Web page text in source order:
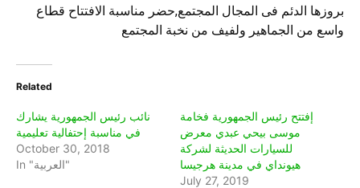
بروزها الدئم فى المجال المجتمع,حضر مناسبة الافتتاح قطاع
واسع من الجماهير ولفيف من نخبة المجتمع
Related
نائب رئيس الجمهورية يشارك
في مناسبة إحتفالية تعليمية
October 30, 2018
In "العربية"
إفتتح رئيس الجمهورية فخامة
موسى بيحي عبدي معرض
للسيارات الحديثة لشركة
هيونداي في مدينة هرجيسا
July 27, 2019